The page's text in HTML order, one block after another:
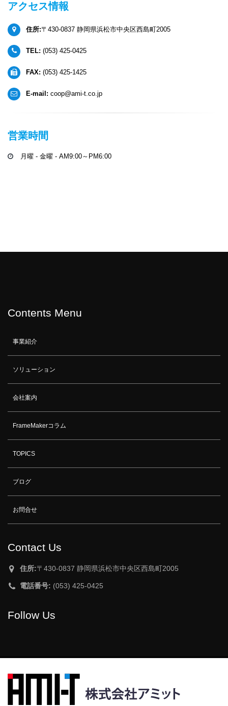
アクセス情報
住所:〒430-0837 静岡県浜松市中央区西島町2005
TEL: (053) 425-0425
FAX: (053) 425-1425
E-mail: coop@ami-t.co.jp
営業時間
月曜 - 金曜 - AM9:00～PM6:00
Contents Menu
事業紹介
ソリューション
会社案内
FrameMakerコラム
TOPICS
ブログ
お問合せ
Contact Us
住所:〒430-0837 静岡県浜松市中央区西島町2005
電話番号: (053) 425-0425
Follow Us